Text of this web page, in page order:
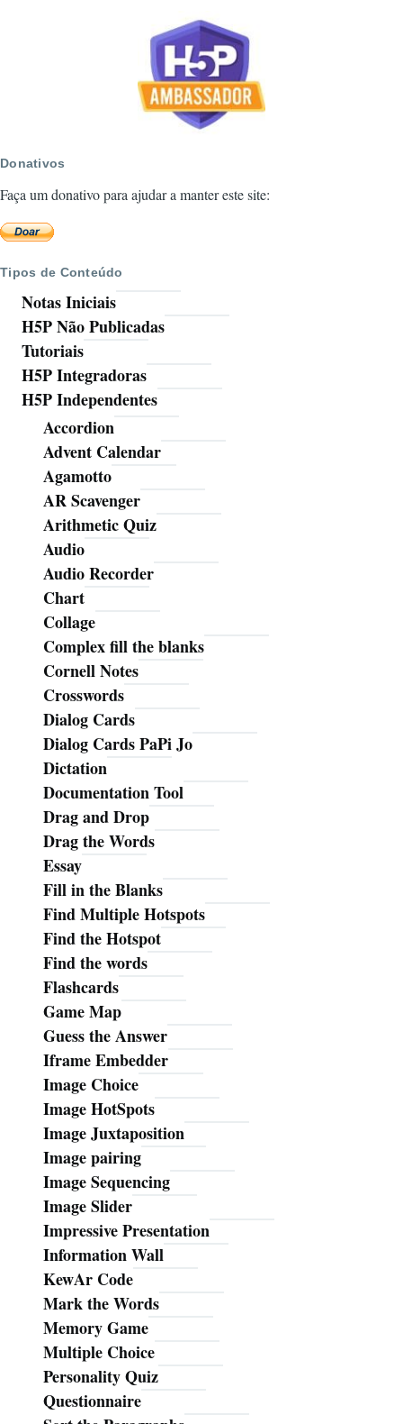
Donativos
Faça um donativo para ajudar a manter este site:
Tipos de Conteúdo
Notas Iniciais
H5P Não Publicadas
Tutoriais
H5P Integradoras
H5P Independentes
Accordion
Advent Calendar
Agamotto
AR Scavenger
Arithmetic Quiz
Audio
Audio Recorder
Chart
Collage
Complex fill the blanks
Cornell Notes
Crosswords
Dialog Cards
Dialog Cards PaPi Jo
Dictation
Documentation Tool
Drag and Drop
Drag the Words
Essay
Fill in the Blanks
Find Multiple Hotspots
Find the Hotspot
Find the words
Flashcards
Game Map
Guess the Answer
Iframe Embedder
Image Choice
Image HotSpots
Image Juxtaposition
Image pairing
Image Sequencing
Image Slider
Impressive Presentation
Information Wall
KewAr Code
Mark the Words
Memory Game
Multiple Choice
Personality Quiz
Questionnaire